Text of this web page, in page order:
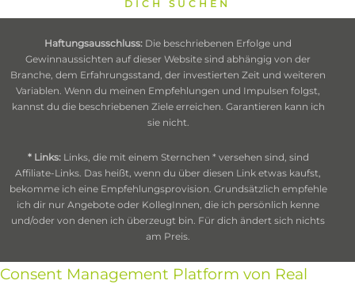
DICH SUCHEN
Haftungsausschluss: Die beschriebenen Erfolge und
Gewinnaussichten auf dieser Website sind abhängig von der
Branche, dem Erfahrungsstand, der investierten Zeit und weiteren
Variablen. Wenn du meinen Empfehlungen und Impulsen folgst,
kannst du die beschriebenen Ziele erreichen. Garantieren kann ich
sie nicht.
* Links:Links, die mit einem Sternchen * versehen sind, sind
Affiliate-Links. Das heißt, wenn du über diesen Link etwas kaufst,
bekomme ich eine Empfehlungsprovision. Grundsätzlich empfehle
ich dir nur Angebote oder KollegInnen, die ich persönlich kenne
und/oder von denen ich überzeugt bin. Für dich ändert sich nichts
am Preis.
Consent Management Platform von Real